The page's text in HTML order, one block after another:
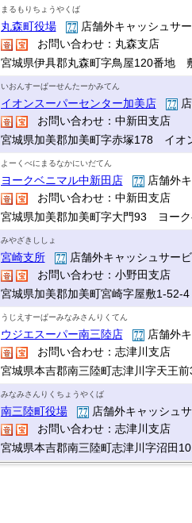
まるもりちょうやくば
丸森町役場
店舗外キャッシュサ
お問い合わせ：丸森支店
宮城県伊具郡丸森町字鳥屋120番地
いおんすーぱーせんたーかみてん
イオンスーパーセンター加美店
お問い合わせ：中新田支店
宮城県加美郡加美町字赤塚178 イオ
よーくべにまるなかにいだてん
ヨークベニマル中新田店
店舗外
お問い合わせ：中新田支店
宮城県加美郡加美町字大門93 ヨー
みやざきししょ
宮崎支所
店舗外キャッシュサー
お問い合わせ：小野田支店
宮城県加美郡加美町宮崎字屋敷1-52-4
うじえすーぱーみなみさんりくてん
ウジエスーパー南三陸店
店舗外
お問い合わせ：志津川支店
宮城県本吉郡南三陸町志津川字天王
みなみさんりくちょうやくば
南三陸町役場
店舗外キャッシュ
お問い合わせ：志津川支店
宮城県本吉郡南三陸町志津川字沼田